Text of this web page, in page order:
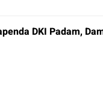
DKI Padam,